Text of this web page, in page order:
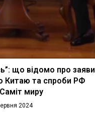
що відомо про заяви
Китаю та спроби РФ
миру
2024